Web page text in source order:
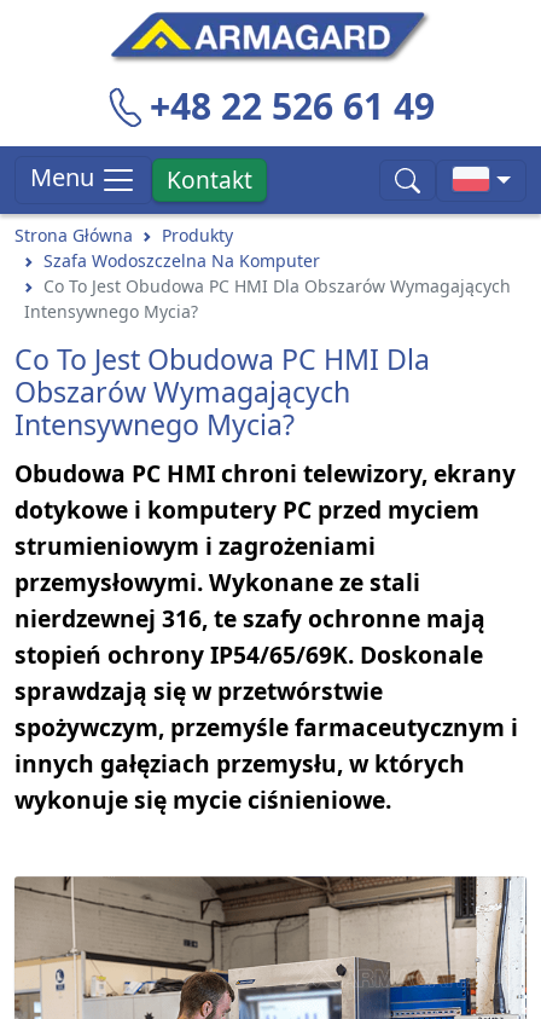
+48 22 526 61 49
Menu Kontakt
Strona Główna
Produkty
Szafa Wodoszczelna Na Komputer
Co To Jest Obudowa PC HMI Dla Obszarów Wymagających
Intensywnego Mycia?
Co To Jest Obudowa PC HMI Dla
Obszarów Wymagających
Intensywnego Mycia?
Obudowa PC HMI chroni telewizory, ekrany
dotykowe i komputery PC przed myciem
strumieniowym i zagrożeniami
przemysłowymi. Wykonane ze stali
nierdzewnej 316, te szafy ochronne mają
stopień ochrony IP54/65/69K. Doskonale
sprawdzają się w przetwórstwie
spożywczym, przemyśle farmaceutycznym i
innych gałęziach przemysłu, w których
wykonuje się mycie ciśnieniowe.